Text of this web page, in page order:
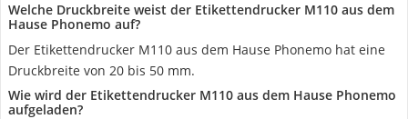
Welche Druckbreite weist der Etikettendrucker M110 aus dem
Hause Phonemo auf?
Der Etikettendrucker M110 aus dem Hause Phonemo hat eine
Druckbreite von 20 bis 50 mm.
Wie wird der Etikettendrucker M110 aus dem Hause Phonemo
aufgeladen?